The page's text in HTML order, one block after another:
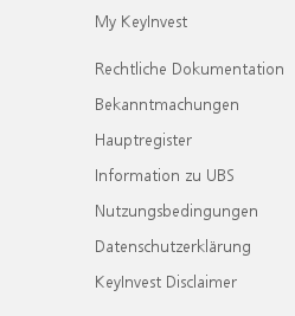
My KeyInvest
Rechtliche Dokumentation
Bekanntmachungen
Hauptregister
Information zu UBS
Nutzungsbedingungen
Datenschutzerklärung
KeyInvest Disclaimer